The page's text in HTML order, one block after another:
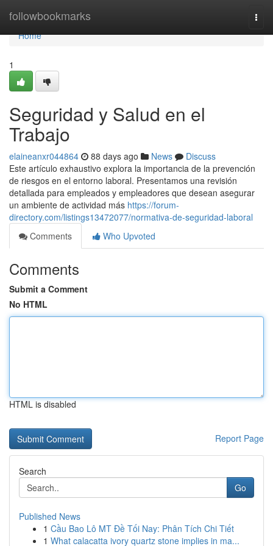
followbookmarks
Home
Home
1
Seguridad y Salud en el
Trabajo
elaineanxr044864 88 days ago News
Discuss
Este artículo exhaustivo explora la importancia de la prevención
de riesgos en el entorno laboral. Presentamos una revisión
detallada para empleados y empleadores que desean asegurar
un ambiente de actividad más https://forum-
directory.com/listings13472077/normativa-de-seguridad-laboral
Comments
Who Upvoted
Comments
Submit a Comment
No HTML
HTML is disabled
Report Page
Search
Go
Published News
1 Cầu Bao Lô MT Đề Tối Nay: Phân Tích Chi Tiết
1 What calacatta ivory quartz stone implies in ma...